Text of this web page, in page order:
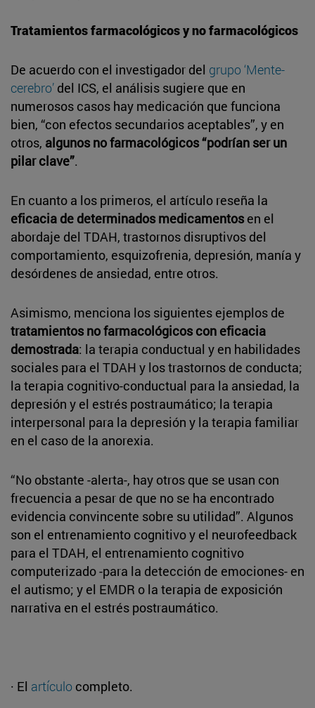
Tratamientos farmacológicos y no farmacológicos
De acuerdo con el investigador del grupo ‘Mente-
cerebro’ del ICS, el análisis sugiere que en
numerosos casos hay medicación que funciona
bien, “con efectos secundarios aceptables”, y en
otros, algunos no farmacológicos “podrían ser un
pilar clave”.
En cuanto a los primeros, el artículo reseña la
eficacia de determinados medicamentosen el
abordaje del TDAH, trastornos disruptivos del
comportamiento, esquizofrenia, depresión, manía y
desórdenes de ansiedad, entre otros.
Asimismo, menciona los siguientes ejemplos de
tratamientos no farmacológicos con eficacia
demostrada: la terapia conductual y en habilidades
sociales para el TDAH y los trastornos de conducta;
la terapia cognitivo-conductual para la ansiedad, la
depresión y el estrés postraumático; la terapia
interpersonal para la depresión y la terapia familiar
en el caso de la anorexia.
“No obstante -alerta-, hay otros que se usan con
frecuencia a pesar de que no se ha encontrado
evidencia convincente sobre su utilidad”. Algunos
son el entrenamiento cognitivo y el neurofeedback
para el TDAH, el entrenamiento cognitivo
computerizado -para la detección de emociones- en
el autismo; y el EMDR o la terapia de exposición
narrativa en el estrés postraumático.
· El artículo completo.